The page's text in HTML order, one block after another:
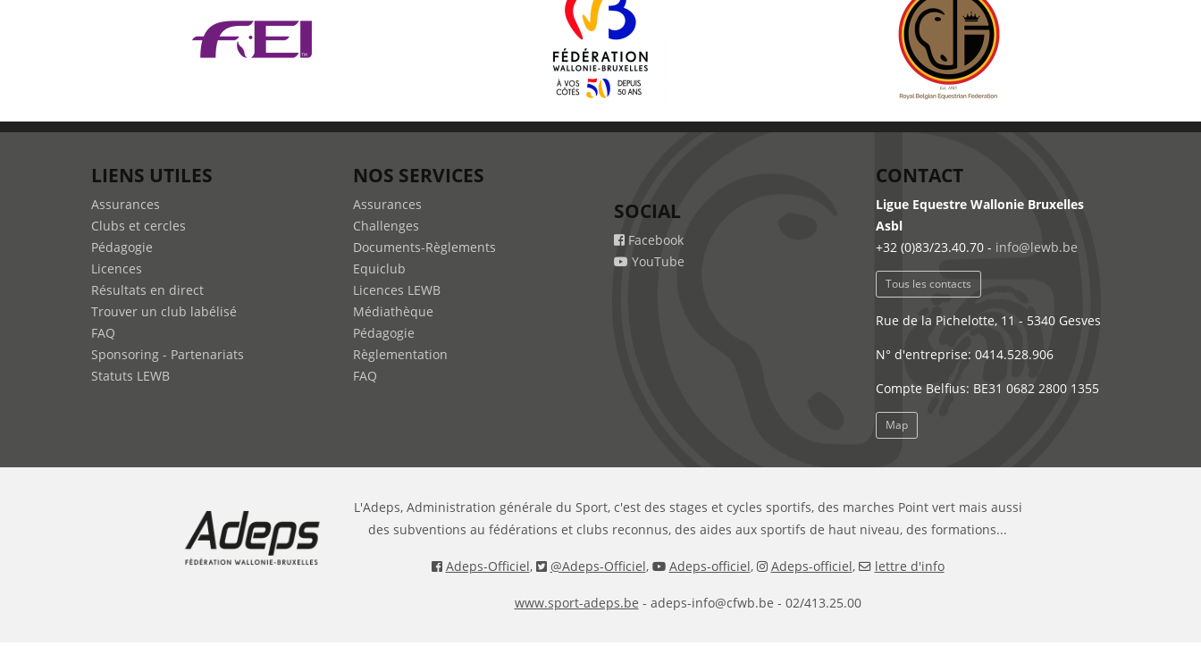
LIENS UTILES
Assurances
Clubs et cercles
Pédagogie
Licences
Résultats en direct
Trouver un club labélisé
FAQ
Sponsoring - Partenariats
Statuts LEWB
NOS SERVICES
Assurances
Challenges
Documents-Règlements
Equiclub
Licences LEWB
Médiathèque
Pédagogie
Règlementation
FAQ
SOCIAL
Facebook
YouTube
CONTACT
Ligue Equestre Wallonie Bruxelles
Asbl
+32 (0)83/23.40.70 - info@lewb.be
Tous les contacts
Rue de la Pichelotte, 11 - 5340 Gesves
N° d'entreprise: 0414.528.906
Compte Belfius: BE31 0682 2800 1355
Map
L'Adeps, Administration générale du Sport, c'est des stages et cycles sportifs, des marches Point vert mais aussi
des subventions au fédérations et clubs reconnus, des aides aux sportifs de haut niveau, des formations...
Adeps-Officiel, @Adeps-Officiel, Adeps-officiel, Adeps-officiel, lettre d'info
www.sport-adeps.be - adeps-info@cfwb.be - 02/413.25.00